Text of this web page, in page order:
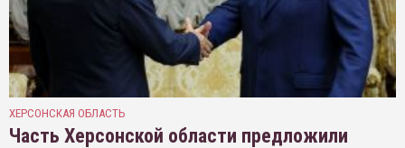
ХЕРСОНСКАЯ ОБЛАСТЬ
Часть Херсонской области предложили